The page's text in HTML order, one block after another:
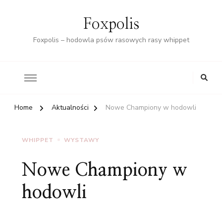
Foxpolis
Foxpolis – hodowla psów rasowych rasy whippet
Home Aktualności Nowe Championy w hodowli
WHIPPET WYSTAWY
Nowe Championy w
hodowli